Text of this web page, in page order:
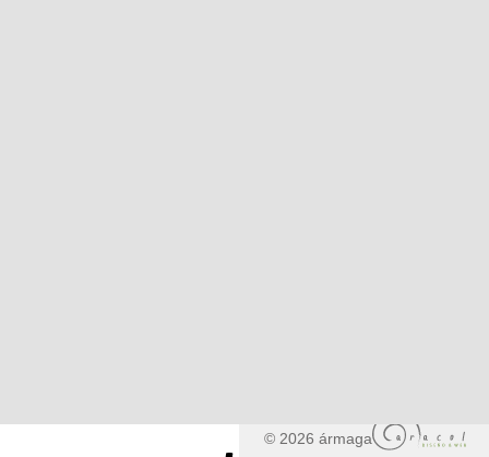
© 2026 ármaga